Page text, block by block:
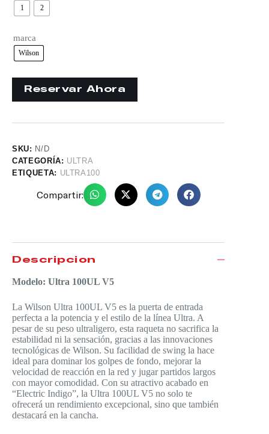
1 2
marca
Wilson
SKU: N/D
CATEGORÍA: ULTRA
ETIQUETA: ULTRA100
Compartir:
Descripción
Modelo: Ultra 100UL V5
La Wilson Ultra 100UL V5 es la puerta de entrada
perfecta a la potencia y el estilo de la línea Ultra. A
pesar de su peso ultraligero, esta raqueta no sacrifica la
estabilidad ni la sensación, gracias a las innovaciones
tecnológicas de Wilson. Su facilidad de swing la hace
ideal para dominar los golpes de fondo, mejorar la
velocidad de reacción en la red y jugar partidos largos
con mayor comodidad. Con su atractivo acabado en
“Electric Indigo”, la Ultra 100UL V5 no solo te
ofrecerá un rendimiento excepcional, sino que también
destacará en la cancha.